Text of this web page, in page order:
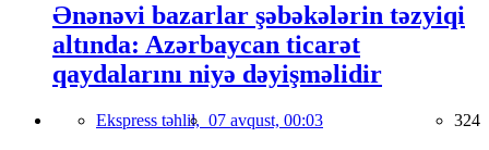
Ənənəvi bazarlar şəbəkələrin təzyiqi
altında: Azərbaycan ticarət
qaydalarını niyə dəyişməlidir
Ekspress təhlil, 07 avqust, 00:03 324